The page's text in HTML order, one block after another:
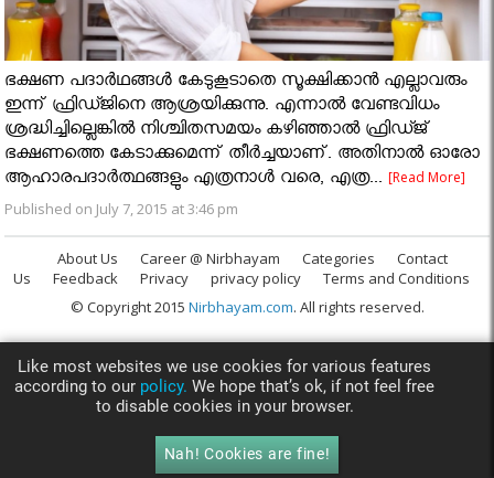
ഭക്ഷണ പദാർഥങ്ങൾ കേടുകൂടാതെ സൂക്ഷിക്കാന്‍ എല്ലാവരും
ഇന്ന് ഫ്രിഡ്ജിനെ ആശ്രയിക്കുന്നു. എന്നാല്‍ വേണ്ടവിധം
ശ്രദ്ധിച്ചില്ലെങ്കില്‍ നിശ്ചിതസമയം കഴിഞ്ഞാല്‍ ഫ്രിഡ്ജ്
ഭക്ഷണത്തെ കേടാക്കുമെന്ന് തീര്‍ച്ചയാണ്. അതിനാല്‍ ഓരോ
ആഹാരപദാര്‍ത്ഥങ്ങളും എത്രനാള്‍ വരെ, എത്ര...[Read More]
Published on July 7, 2015 at 3:46 pm
About Us Career @ Nirbhayam Categories
Contact
Us
Feedback Privacy privacy policy
Terms and Conditions
© Copyright 2015 Nirbhayam.com. All rights reserved.
Like most websites we use cookies for various features
according to our policy. We hope that’s ok, if not feel free
to disable cookies in your browser.
Nah! Cookies are fine!